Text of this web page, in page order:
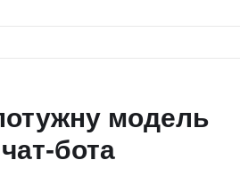
модель
бота